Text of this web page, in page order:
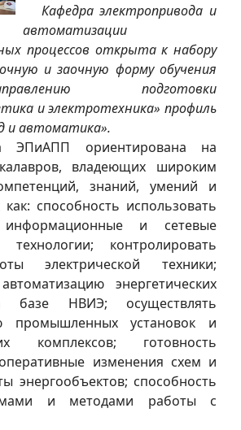
Кафедра электропривода и
автоматизации
процессов открыта к набору
и заочную форму обучения
подготовки
и электротехника» профиль
и автоматика».
ориентирована на
владеющих широким
знаний, умений и
способность использовать
информационные и сетевые
технологии; контролировать
электрической техники;
энергетических
базе НВИЭ; осуществлять
промышленных установок и
комплексов; готовность
изменения схем и
энергообъектов; способность
и методами работы с